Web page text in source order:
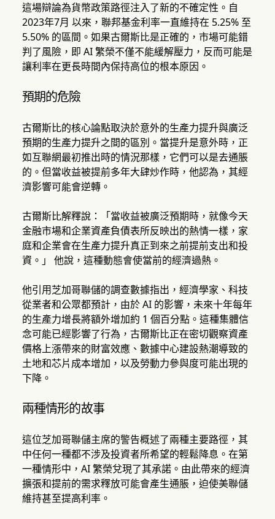
這場辯論為貨幣政策路徑注入了新的不確定性。自
2023年7月 以來，聯邦基金利率一直維持在 5.25% 至
5.50% 的區間。如果古爾斯比是正確的，市場可能錯
判了風險，即 AI 繁榮不僅不能緩解壓力，反而可能是
讓利率在更長時間內保持高位的根本原因。
預期的危險
古爾斯比的核心論點取決於意外的生產力提升與廣泛
預期的生產力提升之間的區別。當提升是意外時，正
如互聯網最初推出時的情況那樣，它們可以是去通脹
的。但當收益被提前多年大肆炒作時，他認為，其經
濟影響可能會逆轉。
古爾斯比解釋說：「當收益被廣泛預期時，就像今天
金融市場和企業資產負債表所反映出的熱情一樣，家
庭和企業會在生產力提升真正到來之前提前支出和投
資。」 他說，這種動態會使當前的經濟過熱。
他引用芝加哥聯儲的調查數據指出，經濟學家、科技
從業者和公眾都預計，由於 AI 的影響，未來十年每年
的生產力增長將額外增加約 1 個百分點。這種集體信
念可能已經影響了行為，古爾斯比正在密切觀察資產
價格上漲帶來的財富效應、數據中心建設熱潮導致的
土地和芯片成本增加，以及勞動力參與度可能出現的
下降。
兩種情形的故事
這位芝加哥聯儲主席的警告概述了兩種主要路徑，其
中任何一種都不涉及投資者所希望的輕鬆降息。在第
一種情形中，AI 繁榮兌現了其承諾。由此帶來的經濟
擴張和提前的需求釋放可能會產生通脹，迫使美聯儲
維持甚至提高利率。